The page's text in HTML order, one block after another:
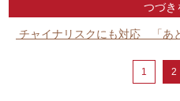
つづき
チャイナリスクにも対応 「あ
1 2